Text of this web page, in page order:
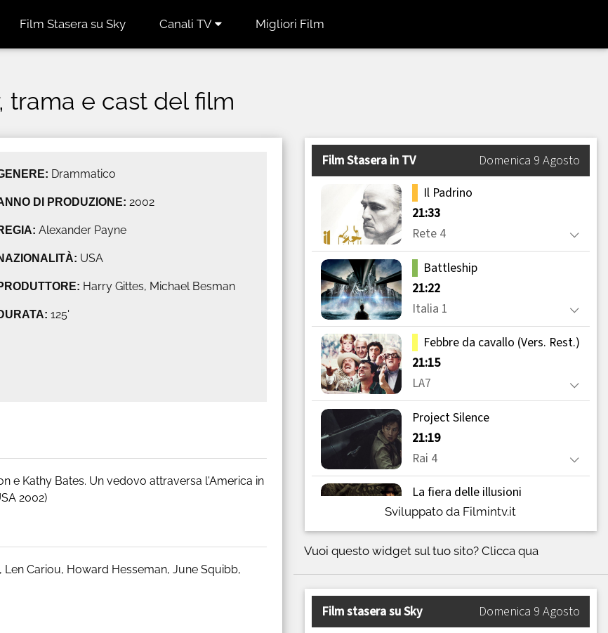
Film Stasera su Sky Canali TV Migliori Film
trama e cast del film
Drammatico
DI PRODUZIONE: 2002
Alexander Payne
USA
Harry Gittes, Michael Besman
125'
e Kathy Bates. Un vedovo attraversa l'America in
2002)
Cariou, Howard Hesseman, June Squibb,
Sviluppato da Filmintv.it
Vuoi questo widget sul tuo sito? Clicca qua